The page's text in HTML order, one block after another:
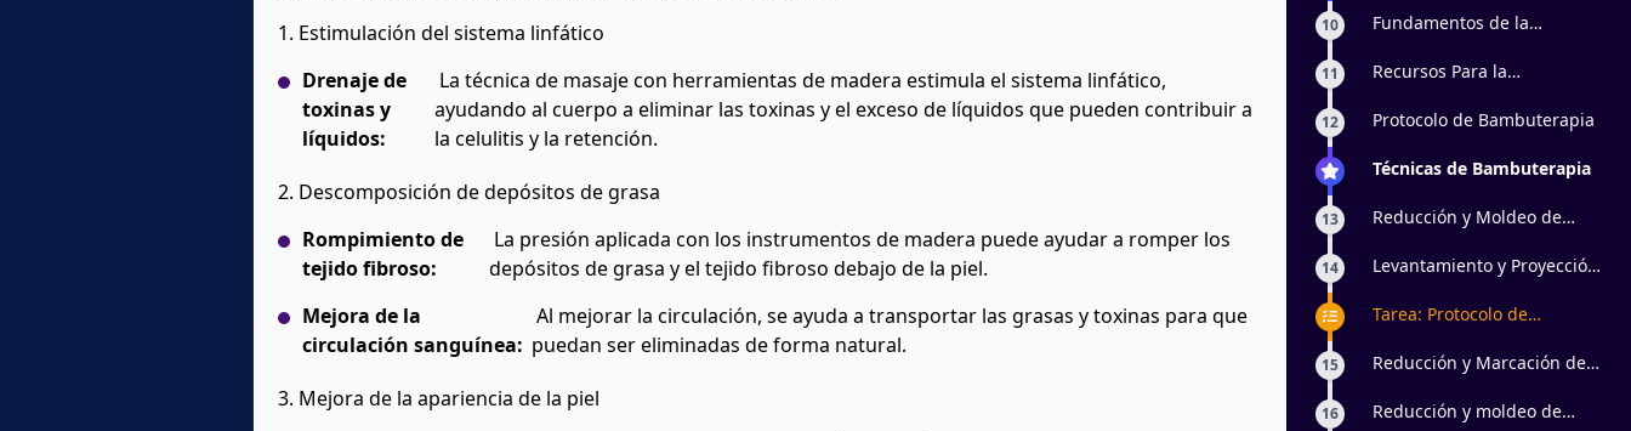
1. Estimulación del sistema linfático
Drenaje de
toxinas y
líquidos:
La técnica de masaje con herramientas de madera estimula el sistema linfático,
ayudando al cuerpo a eliminar las toxinas y el exceso de líquidos que pueden contribuir a
la celulitis y la retención.
2. Descomposición de depósitos de grasa
Rompimiento de
tejido fibroso:
La presión aplicada con los instrumentos de madera puede ayudar a romper los
depósitos de grasa y el tejido fibroso debajo de la piel.
Mejora de la
circulación sanguínea:
Al mejorar la circulación, se ayuda a transportar las grasas y toxinas para que
puedan ser eliminadas de forma natural.
3. Mejora de la apariencia de la piel
10
Fundamentos de la
11
Recursos Para la
12 Protocolo de Bambuterapia
Técnicas de Bambuterapia
13
Reducción y Moldeo de
14
Levantamiento y Proyección
Tarea: Protocolo de
con maderoterapia y
15
Reducción y Marcación de
16
Reducción y moldeo de